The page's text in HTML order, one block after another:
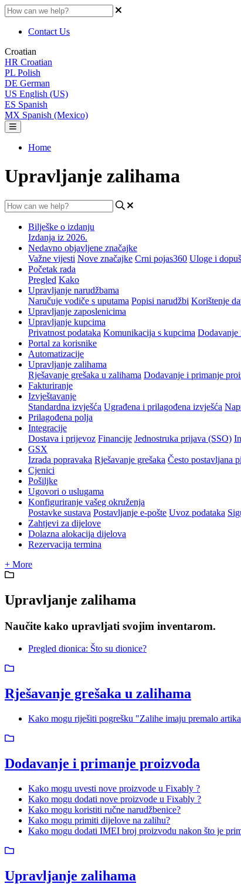
Contact Us
Croatian
HR Croatian
PL Polish
DE German
US English (US)
ES Spanish
MX Spanish (Mexico)
Home
Upravljanje zalihama
Bilješke o izdanju
Izdanja iz 2026.
Nedavno objavljene značajke
Važne vijesti Nove značajke Crni pojas360 Uloge i
Početak rada
Pregled Kako
Upravljanje narudžbama
Naručuje vodiče s uputama Popisi narudžbi Korištenje
Upravljanje zaposlenicima
Upravljanje kupcima
Privatnost podataka Komunikacija s kupcima Dodavanje
Portal za korisnike
Automatizacije
Upravljanje zalihama
Rješavanje grešaka u zalihama Dodavanje i primanje
Fakturiranje
Izvještavanje
Standardna izvješća Ugrađena i prilagođena izvješća
Prilagođena polja
Integracije
Dostava i prijevoz Financije Jednostruka prijava (SSO)
GSX
Izrada popravaka Rješavanje grešaka Često postavljana
Cjenici
Pošiljke
Ugovori o uslugama
Konfiguriranje vašeg okruženja
Postavke sustava Postavljanje e-pošte Uvoz podataka
Zahtjevi za dijelove
Dolazna alokacija dijelova
Rezervacija termina
+ More
Upravljanje zalihama
Naučite kako upravljati svojim inventarom.
Pregled dionica: Što su dionice?
Rješavanje grešaka u zalihama
Kako mogu riješiti pogrešku "Zalihe imaju premalo
Dodavanje i primanje proizvoda
Kako mogu uvesti nove proizvode u Fixably ?
Kako mogu dodati nove proizvode u Fixably ?
Kako mogu koristiti ručne narudžbenice?
Kako mogu primiti dijelove na zalihu?
Kako mogu dodati IMEI broj proizvodu nakon što je
Upravljanje zalihama